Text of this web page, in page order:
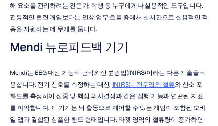
해 요소를 관리하려는 전문가, 학생 등 누구에게나 실용적인 도구입니다.
전통적인 훈련 게임보다는 일상 업무 흐름 중에서 실시간으로 실용적인 적
용을 지원하는 데 무게를 둡니다.
Mendi 뉴로피드백 기기
Mendi는 EEG 대신 기능적 근적외선 분광법(fNIRS)이라는 다른 기술을 적
용합니다. 전기 신호를 측정하는 대신, fNIRS는 전두엽의 혈류와 산소 포
화도를 측정하여 집중 및 핵심 의사결정과 같은 집행 기능과 연관된 지표
를 파악합니다. 이 기기는 뇌 활동으로 제어할 수 있는 게임이 포함된 모바
일 앱과 결합된 심플한 밴드 형태입니다. 타겟 영역의 혈류량이 증가하면